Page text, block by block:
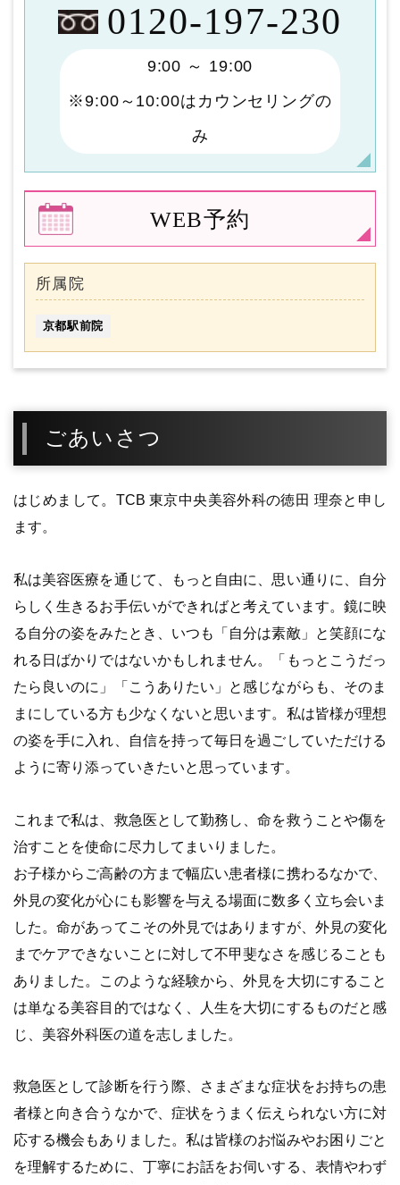
0120-197-230
9:00 ～ 19:00
※9:00～10:00はカウンセリングの
み
WEB予約
所属院
京都駅前院
ごあいさつ
はじめまして。TCB 東京中央美容外科の徳田 理奈と申し
ます。
私は美容医療を通じて、もっと自由に、思い通りに、自分
らしく生きるお手伝いができればと考えています。鏡に映
る自分の姿をみたとき、いつも「自分は素敵」と笑顔にな
れる日ばかりではないかもしれません。「もっとこうだっ
たら良いのに」「こうありたい」と感じながらも、そのま
まにしている方も少なくないと思います。私は皆様が理想
の姿を手に入れ、自信を持って毎日を過ごしていただける
ように寄り添っていきたいと思っています。
これまで私は、救急医として勤務し、命を救うことや傷を
治すことを使命に尽力してまいりました。
お子様からご高齢の方まで幅広い患者様に携わるなかで、
外見の変化が心にも影響を与える場面に数多く立ち会いま
した。命があってこその外見ではありますが、外見の変化
までケアできないことに対して不甲斐なさを感じることも
ありました。このような経験から、外見を大切にすること
は単なる美容目的ではなく、人生を大切にするものだと感
じ、美容外科医の道を志しました。
救急医として診断を行う際、さまざまな症状をお持ちの患
者様と向き合うなかで、症状をうまく伝えられない方に対
応する機会もありました。私は皆様のお悩みやお困りごと
を理解するために、丁寧にお話をお伺いする、表情やわず